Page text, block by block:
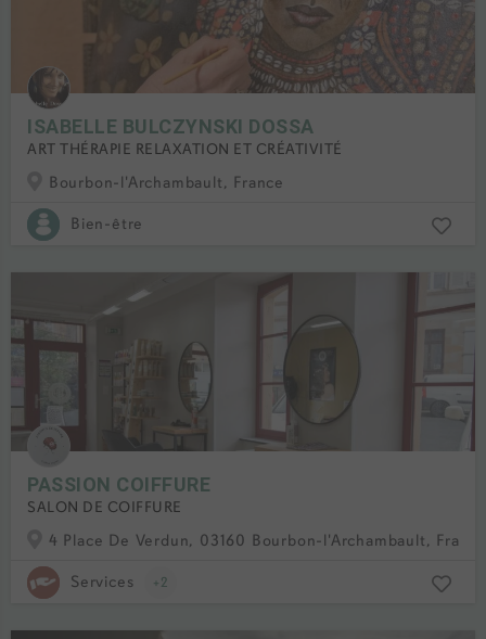
ISABELLE BULCZYNSKI DOSSA
ART THÉRAPIE RELAXATION ET CRÉATIVITÉ
Bourbon-l'Archambault, France
Bien-être
PASSION COIFFURE
SALON DE COIFFURE
4 Place De Verdun, 03160 Bourbon-l'Archambault,
Services +2